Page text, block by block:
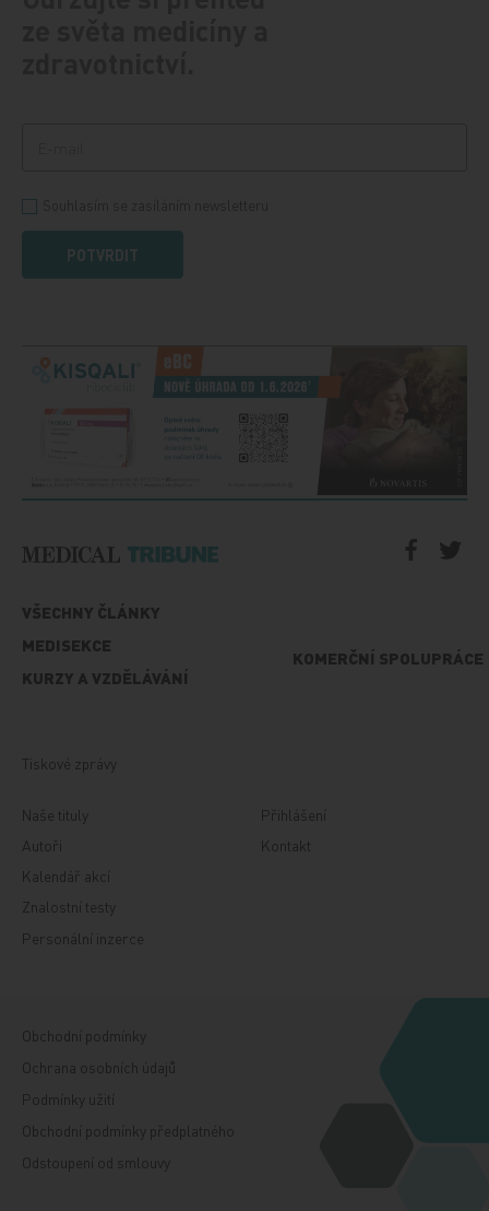
POTVRDIT
VŠECHNY ČLÁNKY
MEDISEKCE
KURZY A VZDĚLÁVÁNÍ
KOMERČNÍ SPOLUPRÁCE
Tiskové zprávy
Naše tituly
Autoři
Kalendář akcí
Znalostní testy
Personální inzerce
Přihlášení
Kontakt
Obchodní podmínky
Ochrana osobních údajů
Podmínky užití
Obchodní podmínky předplatného
Odstoupení od smlouvy